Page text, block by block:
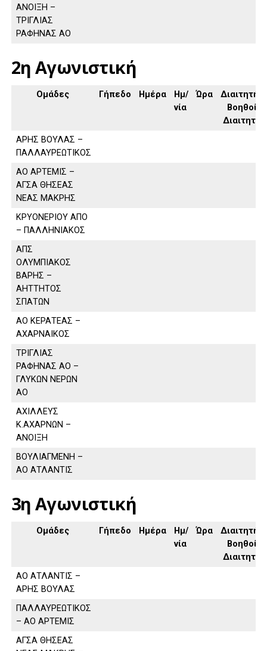
ΑΝΟΙΞΗ –
ΤΡΙΓΛΙΑΣ
ΡΑΦΗΝΑΣ ΑΟ
2η Αγωνιστική
Ομάδες Γήπεδο Ημέρα
Ημ/
νία
Ώρα
Διαιτητής,
Βοηθοί
Διαιτητή
ΑΡΗΣ ΒΟΥΛΑΣ –
ΠΑΛΛΑΥΡΕΩΤΙΚΟΣ
ΑΟ ΑΡΤΕΜΙΣ –
ΑΓΣΑ ΘΗΣΕΑΣ
ΝΕΑΣ ΜΑΚΡΗΣ
ΚΡΥΟΝΕΡΙΟΥ ΑΠΟ
– ΠΑΛΛΗΝΙΑΚΟΣ
ΑΠΣ
ΟΛΥΜΠΙΑΚΟΣ
ΒΑΡΗΣ –
ΑΗΤΤΗΤΟΣ
ΣΠΑΤΩΝ
ΑΟ ΚΕΡΑΤΕΑΣ –
ΑΧΑΡΝΑΙΚΟΣ
ΤΡΙΓΛΙΑΣ
ΡΑΦΗΝΑΣ ΑΟ –
ΓΛΥΚΩΝ ΝΕΡΩΝ
ΑΟ
ΑΧΙΛΛΕΥΣ
Κ.ΑΧΑΡΝΩΝ –
ΑΝΟΙΞΗ
ΒΟΥΛΙΑΓΜΕΝΗ –
ΑΟ ΑΤΛΑΝΤΙΣ
3η Αγωνιστική
Ομάδες Γήπεδο Ημέρα
Ημ/
νία
Ώρα
Διαιτητής,
Βοηθοί
Διαιτητή
ΑΟ ΑΤΛΑΝΤΙΣ –
ΑΡΗΣ ΒΟΥΛΑΣ
ΠΑΛΛΑΥΡΕΩΤΙΚΟΣ
– ΑΟ ΑΡΤΕΜΙΣ
ΑΓΣΑ ΘΗΣΕΑΣ